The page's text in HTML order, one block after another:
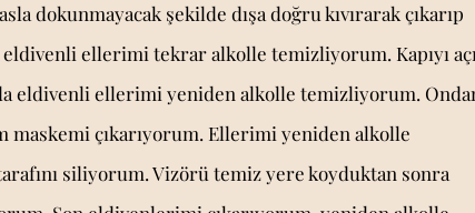
dokunmayacak şekilde dışa doğru kıvırarak çıkarıp
ellerimi tekrar alkolle temizliyorum. Kapıyı
eldivenli ellerimi yeniden alkolle temizliyorum.
maskemi çıkarıyorum. Ellerimi yeniden alkolle
siliyorum. Vizörü temiz yere koyduktan sonra